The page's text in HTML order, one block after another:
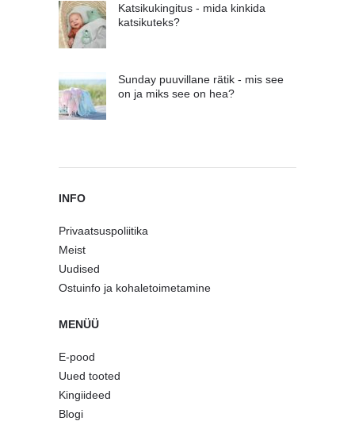
Katsikukingitus - mida kinkida
katsikuteks?
Sunday puuvillane rätik - mis see
on ja miks see on hea?
INFO
Privaatsuspoliitika
Meist
Uudised
Ostuinfo ja kohaletoimetamine
MENÜÜ
E-pood
Uued tooted
Kingiideed
Blogi